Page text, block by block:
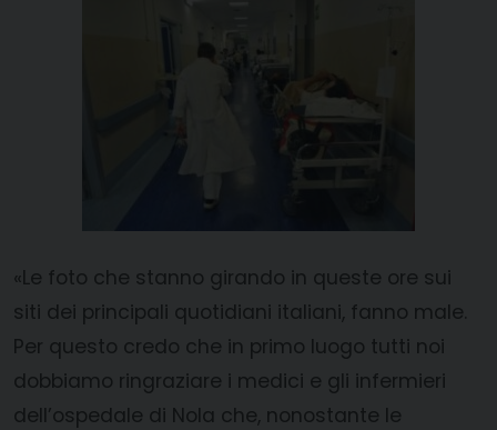
«Le foto che stanno girando in queste ore sui
siti dei principali quotidiani italiani, fanno male.
Per questo credo che in primo luogo tutti noi
dobbiamo ringraziare i medici e gli infermieri
dell’ospedale di Nola che, nonostante le